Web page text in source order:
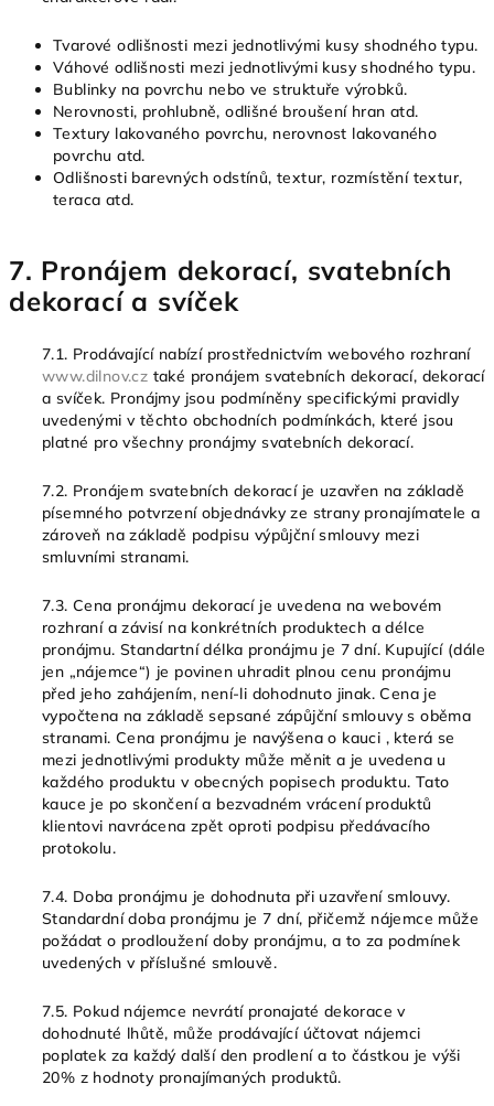
Tvarové odlišnosti mezi jednotlivými kusy shodného typu.
Váhové odlišnosti mezi jednotlivými kusy shodného typu.
Bublinky na povrchu nebo ve struktuře výrobků.
Nerovnosti, prohlubně, odlišné broušení hran atd.
Textury lakovaného povrchu, nerovnost lakovaného
povrchu atd.
Odlišnosti barevných odstínů, textur, rozmístění textur,
teraca atd.
7. Pronájem dekorací, svatebních
dekorací a svíček
7.1. Prodávající nabízí prostřednictvím webového rozhraní
www.dilnov.cz také pronájem svatebních dekorací, dekorací
a svíček. Pronájmy jsou podmíněny specifickými pravidly
uvedenými v těchto obchodních podmínkách, které jsou
platné pro všechny pronájmy svatebních dekorací.
7.2. Pronájem svatebních dekorací je uzavřen na základě
písemného potvrzení objednávky ze strany pronajímatele a
zároveň na základě podpisu výpůjční smlouvy mezi
smluvními stranami.
7.3. Cena pronájmu dekorací je uvedena na webovém
rozhraní a závisí na konkrétních produktech a délce
pronájmu. Standartní délka pronájmu je 7 dní. Kupující (dále
jen „nájemce“) je povinen uhradit plnou cenu pronájmu
před jeho zahájením, není-li dohodnuto jinak. Cena je
vypočtena na základě sepsané zápůjční smlouvy s oběma
stranami. Cena pronájmu je navýšena o kauci , která se
mezi jednotlivými produkty může měnit a je uvedena u
každého produktu v obecných popisech produktu. Tato
kauce je po skončení a bezvadném vrácení produktů
klientovi navrácena zpět oproti podpisu předávacího
protokolu.
7.4. Doba pronájmu je dohodnuta při uzavření smlouvy.
Standardní doba pronájmu je 7 dní, přičemž nájemce může
požádat o prodloužení doby pronájmu, a to za podmínek
uvedených v příslušné smlouvě.
7.5. Pokud nájemce nevrátí pronajaté dekorace v
dohodnuté lhůtě, může prodávající účtovat nájemci
poplatek za každý další den prodlení a to částkou je výši
20% z hodnoty pronajímaných produktů.